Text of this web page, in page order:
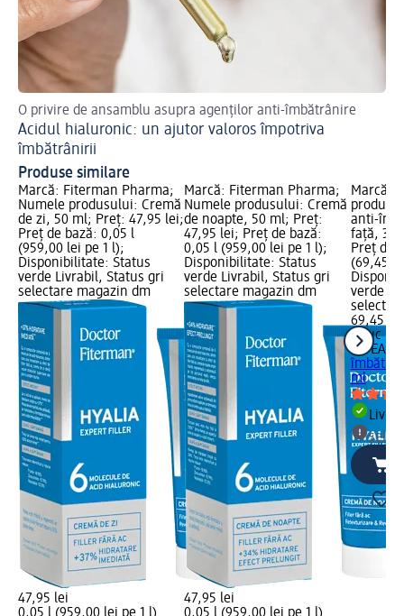
O privire de ansamblu asupra agenților anti-îmbătrânire
Acidul hialuronic: un ajutor valoros împotriva
îmbătrânirii
Produse similare
Marcă: Fiterman Pharma;
Numele produsului: Cremă
de zi, 50 ml; Preț: 47,95 lei;
Preț de bază: 0,05 l
(959,00 lei pe 1 l);
Disponibilitate: Status
verde Livrabil, Status gri
selectare magazin dm
47,95 lei
Marcă: Fiterman Pharma;
Numele produsului: Cremă
de noapte, 50 ml; Preț:
47,95 lei; Preț de bază:
0,05 l (959,00 lei pe 1 l);
Disponibilitate: Status
verde Livrabil, Status gri
selectare magazin dm
47,95 lei
Marcă:
anti-
față, 30
Preț de
(69,45
verde
69,45 lei
1 buc
NIVEA
ml